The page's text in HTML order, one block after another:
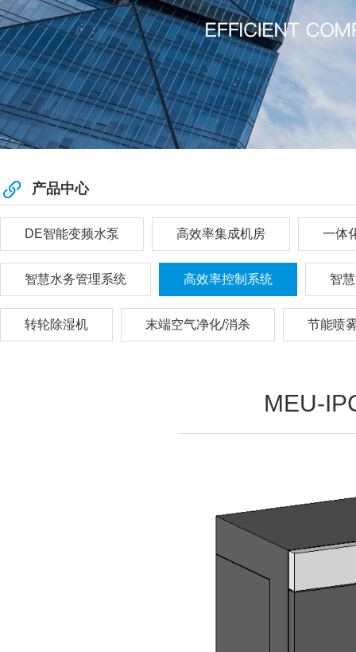
产品中心
DE智能变频水泵 高效率集成机房 一体
智慧水务管理系统 高效率控制系统 智
转轮除湿机 末端空气净化/消杀 节能喷
MEU-